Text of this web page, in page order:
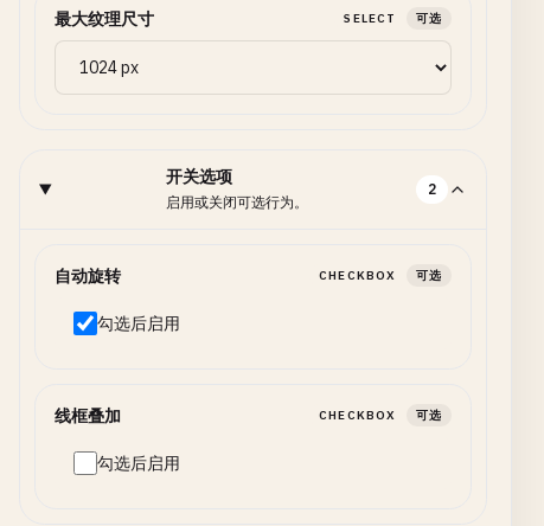
最大纹理尺寸 SELECT 可选
开关选项
启用或关闭可选行为。
2
自动旋转 CHECKBOX 可选
勾选后启用
线框叠加 CHECKBOX 可选
勾选后启用